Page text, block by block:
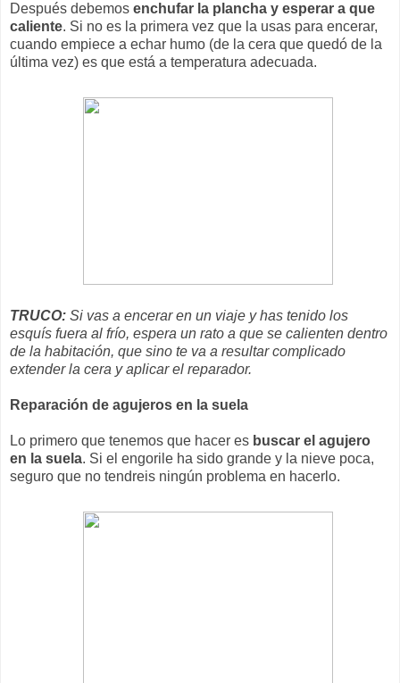
Después debemos enchufar la plancha y esperar a que
caliente. Si no es la primera vez que la usas para encerar,
cuando empiece a echar humo (de la cera que quedó de la
última vez) es que está a temperatura adecuada.
TRUCO: Si vas a encerar en un viaje y has tenido los
esquís fuera al frío, espera un rato a que se calienten dentro
de la habitación, que sino te va a resultar complicado
extender la cera y aplicar el reparador.
Reparación de agujeros en la suela
Lo primero que tenemos que hacer es buscar el agujero
en la suela. Si el engorile ha sido grande y la nieve poca,
seguro que no tendreis ningún problema en hacerlo.